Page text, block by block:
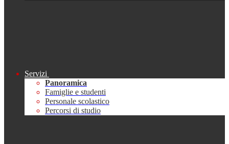
Servizi
Panoramica
Famiglie e studenti
Personale scolastico
Percorsi di studio